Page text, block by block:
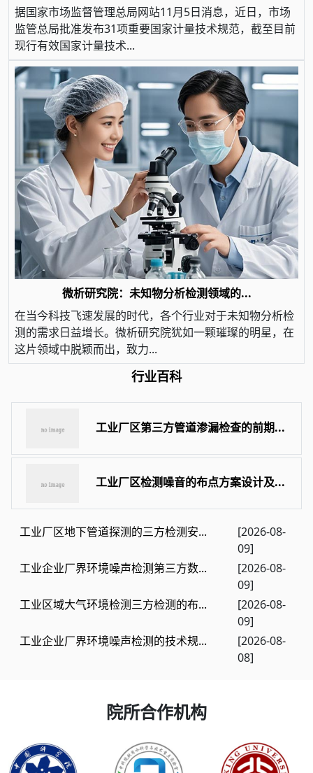
据国家市场监督管理总局网站11月5日消息，近日，市场
监管总局批准发布31项重要国家计量技术规范，截至目前
现行有效国家计量技术...
微析研究院：未知物分析检测领域的...
在当今科技飞速发展的时代，各个行业对于未知物分析检
测的需求日益增长。微析研究院犹如一颗璀璨的明星，在
这片领域中脱颖而出，致力...
行业百科
工业厂区第三方管道渗漏检查的前期...
工业厂区检测噪音的布点方案设计及...
工业厂区地下管道探测的三方检测安...
[2026-08-
09]
工业企业厂界环境噪声检测第三方数...
[2026-08-
09]
工业区域大气环境检测三方检测的布...
[2026-08-
09]
工业企业厂界环境噪声检测的技术规...
[2026-08-
08]
院所合作机构